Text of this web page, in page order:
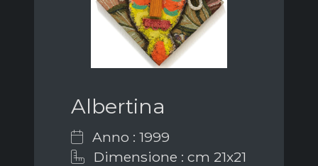
Albertina
Anno : 1999
Dimensione : cm 21x21